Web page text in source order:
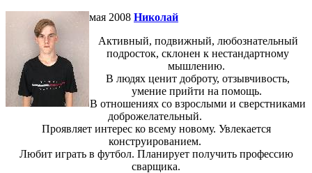
мая 2008 Николай
Активный, подвижный, любознательный
подросток, склонен к нестандартному
мышлению.
В людях ценит доброту, отзывчивость,
умение прийти на помощь.
В отношениях со взрослыми и сверстниками
доброжелательный.
Проявляет интерес ко всему новому. Увлекается
конструированием.
Любит играть в футбол. Планирует получить профессию
сварщика.